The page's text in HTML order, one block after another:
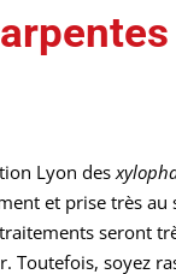
Lyon des
et prise très au
seront
Toutefois, soyez